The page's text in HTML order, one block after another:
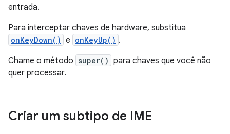
entrada.
Para interceptar chaves de hardware, substitua
onKeyDown() e onKeyUp() .
Chame o método super() para chaves que você não
quer processar.
Criar um subtipo de IME